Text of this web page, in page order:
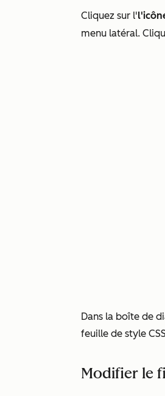
Cliquez sur l'
menu latéral.
Dans la boîte de
feuille de style
Modifier le